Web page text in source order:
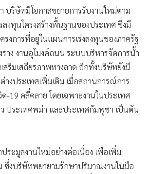
บริษัทมีโอกาสขยายการรับงานใหม่ตาม
งทุนโครงสร้างพื้นฐานของประเทศ ซึ่งมี
รงการที่อยู่ในแผนการเร่งลงทุนของภาครัฐ
าง งานอุโมงค์ถนน ระบบบริหารจัดการน้ำ
สริมเสถียรภาพทางลาด อีกทั้งบริษัทยังมี
างประเทศเพิ่มเติม เมื่อสถานการณ์การ
-19 คลี่คลาย โดยเฉพาะงานในประเทศ
ประเทศพม่า และประเทศกัมพูชา เป็นต้น
ระมูลงานใหม่อย่างต่อเนื่อง เพื่อเพิ่ม
ซึ่งบริษัทพยายามรักษาปริมาณงานในมือ